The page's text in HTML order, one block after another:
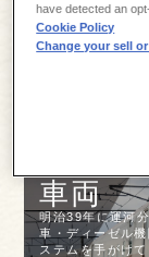
川崎築地造船所
車両
明治39年に運河
車・ディーゼル
ステムを手がけて
have detected an
Cookie Policy
Change your sell